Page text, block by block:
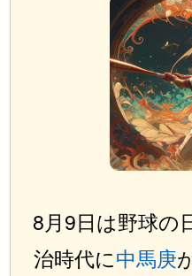
8月9日は野球の
治時代に中馬庚